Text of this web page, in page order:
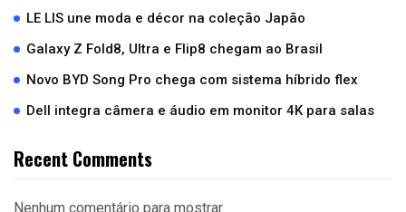
LE LIS une moda e décor na coleção Japão
Galaxy Z Fold8, Ultra e Flip8 chegam ao Brasil
Novo BYD Song Pro chega com sistema híbrido flex
Dell integra câmera e áudio em monitor 4K para salas
Recent Comments
Nenhum comentário para mostrar.